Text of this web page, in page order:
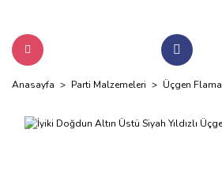
Anasayfa Parti Malzemeleri Üçgen Flama